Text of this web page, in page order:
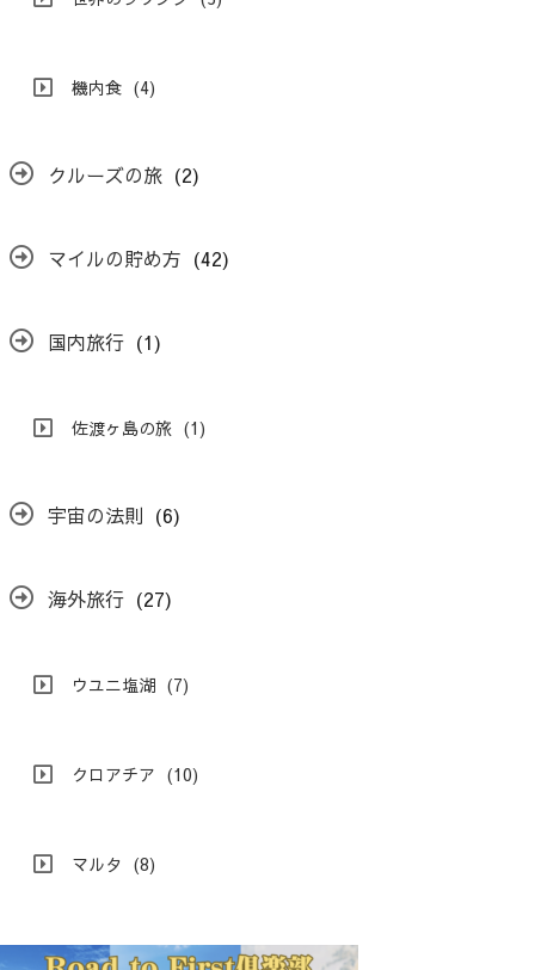
機内食 (4)
クルーズの旅 (2)
マイルの貯め方 (42)
国内旅行 (1)
佐渡ヶ島の旅 (1)
宇宙の法則 (6)
海外旅行 (27)
ウユニ塩湖 (7)
クロアチア (10)
マルタ (8)